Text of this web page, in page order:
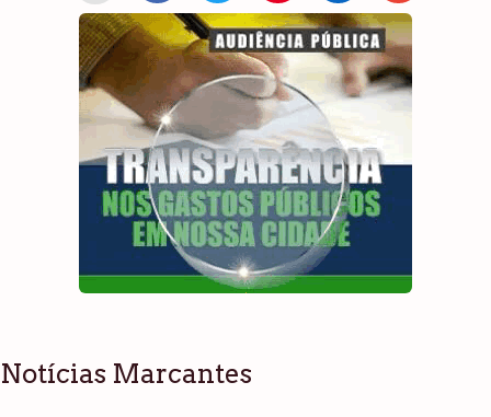
Notícias Marcantes